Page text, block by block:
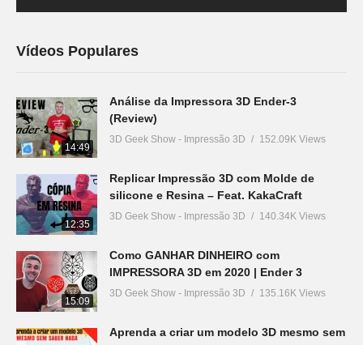
Vídeos Populares
14:49
Análise da Impressora 3D Ender-3
(Review)
3D Geek Show - Impressão 3D 152.09K Views
12:35
Replicar Impressão 3D com Molde de
silicone e Resina – Feat. KakaCraft
3D Geek Show - Impressão 3D 140.34K Views
15:09
Como GANHAR DINHEIRO com
IMPRESSORA 3D em 2020 | Ender 3
3D Geek Show - Impressão 3D 135.16K Views
Aprenda a criar um modelo 3D mesmo sem